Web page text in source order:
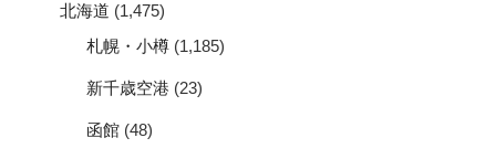
北海道 (1,475)
札幌・小樽 (1,185)
新千歳空港 (23)
函館 (48)